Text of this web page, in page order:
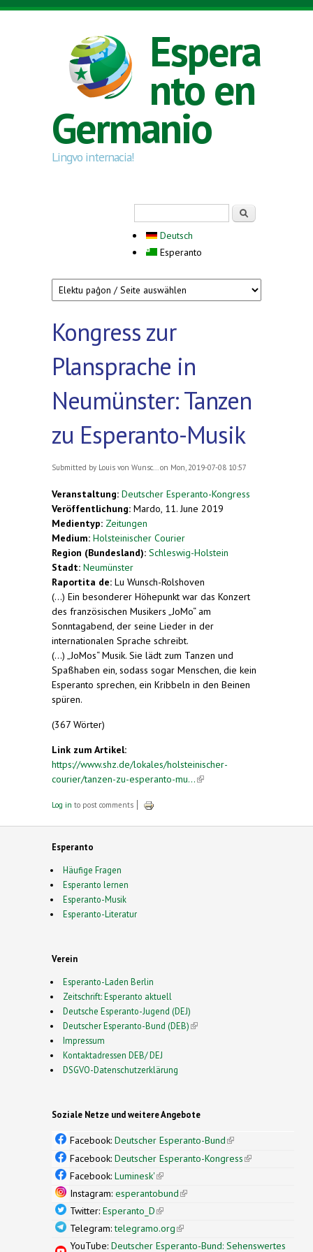
Skip to main content
Espera
nto en
Germanio
Lingvo internacia!
Deutsch
Esperanto
Kongress zur
Plansprache in
Neumünster: Tanzen
zu Esperanto-Musik
Submitted by Louis von Wunsc... on Mon, 2019-07-08 10:57
Veranstaltung: Deutscher Esperanto-Kongress
Veröffentlichung: Mardo, 11. June 2019
Medientyp: Zeitungen
Medium: Holsteinischer Courier
Region (Bundesland): Schleswig-Holstein
Stadt: Neumünster
Raportita de: Lu Wunsch-Rolshoven
(...) Ein besonderer Höhepunkt war das Konzert
des französischen Musikers „JoMo“ am
Sonntagabend, der seine Lieder in der
internationalen Sprache schreibt.
(...) „JoMos“ Musik. Sie lädt zum Tanzen und
Spaßhaben ein, sodass sogar Menschen, die kein
Esperanto sprechen, ein Kribbeln in den Beinen
spüren.
(367 Wörter)
Link zum Artikel:
https://www.shz.de/lokales/holsteinischer-
courier/tanzen-zu-esperanto-mu...(link is
Log in to post comments
Esperanto
Häufige Fragen
Esperanto lernen
Esperanto-Musik
Esperanto-Literatur
Verein
Esperanto-Laden Berlin
Zeitschrift: Esperanto aktuell
Deutsche Esperanto-Jugend (DEJ)
Deutscher Esperanto-Bund (DEB)(link is external)
Impressum
Kontaktadressen DEB/ DEJ
DSGVO-Datenschutzerklärung
Soziale Netze und weitere Angebote
Facebook: Deutscher Esperanto-Bund(link is
external)
Facebook: Deutscher Esperanto-Kongress(link is
Facebook: Luminesk'(link is external)
Instagram: esperantobund(link is external)
Twitter: Esperanto_D(link is external)
Telegram:telegramo.org(link is external)
YouTube: Deutscher Esperanto-Bund: Sehenswertes